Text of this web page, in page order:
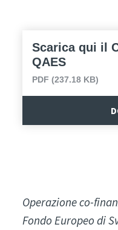
Scarica qui il
QAES
PDF (237.18 KB)
Operazione co-
Fondo Europeo di